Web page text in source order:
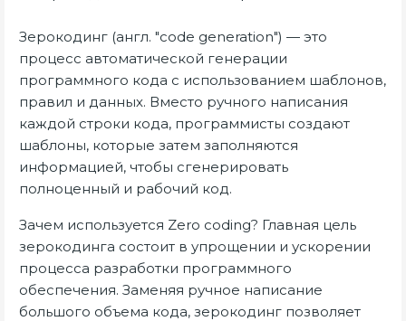
Зерокодинг (англ. "code generation") — это
процесс автоматической генерации
программного кода с использованием шаблонов,
правил и данных. Вместо ручного написания
каждой строки кода, программисты создают
шаблоны, которые затем заполняются
информацией, чтобы сгенерировать
полноценный и рабочий код.
Зачем используется Zero coding? Главная цель
зерокодинга состоит в упрощении и ускорении
процесса разработки программного
обеспечения. Заменяя ручное написание
большого объема кода, зерокодинг позволяет